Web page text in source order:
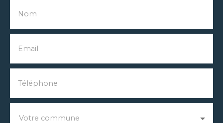
Nom
Email
Téléphone
Votre commune